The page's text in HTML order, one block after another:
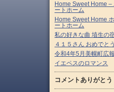
Home Sweet Home –
ートホーム
Home Sweet Home
ートホーム
私の好きな曲 埴生の
４１５さん おめでとう
令和4年5月美幌町広報
イエペスのロマンス
コメントありがとう